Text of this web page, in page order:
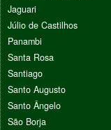
Jaguari
Júlio de Castilhos
Panambi
Santa Rosa
Santiago
Santo Augusto
Santo Ângelo
São Borja